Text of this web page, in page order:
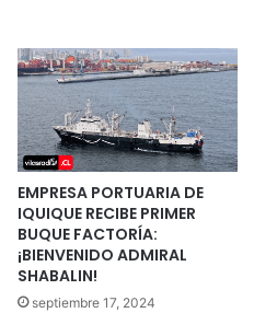
EMPRESA PORTUARIA DE
IQUIQUE RECIBE PRIMER
BUQUE FACTORÍA:
¡BIENVENIDO ADMIRAL
SHABALIN!
septiembre 17, 2024